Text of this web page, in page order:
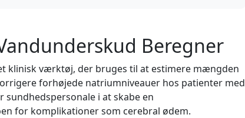
Beregner
klinisk værktøj, der bruges til at estimere mængden
forhøjede natriumniveauer hos patienter med
i at skabe en
for komplikationer som cerebral ødem.